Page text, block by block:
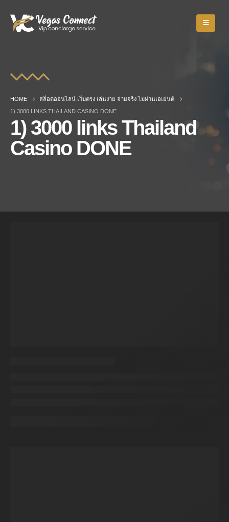
HOME
สล็อตออนไลน์ เว็บตรง เล่นง่าย จ่ายจริง ไม่ผ่านเอเย่นต์
1) 3000 LINKS THAILAND CASINO DONE
1) 3000 links Thailand
Casino DONE